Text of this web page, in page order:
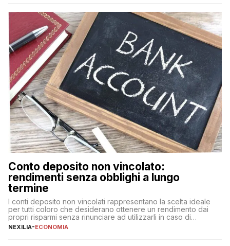
fare se non […]
Conto deposito non vincolato:
rendimenti senza obblighi a lungo
termine
I conti deposito non vincolati rappresentano la scelta ideale
per tutti coloro che desiderano ottenere un rendimento dai
propri risparmi senza rinunciare ad utilizzarli in caso di
necessità. A differenza delle forme vincolate tradizionali,
NEXILIA-ECONOMIA